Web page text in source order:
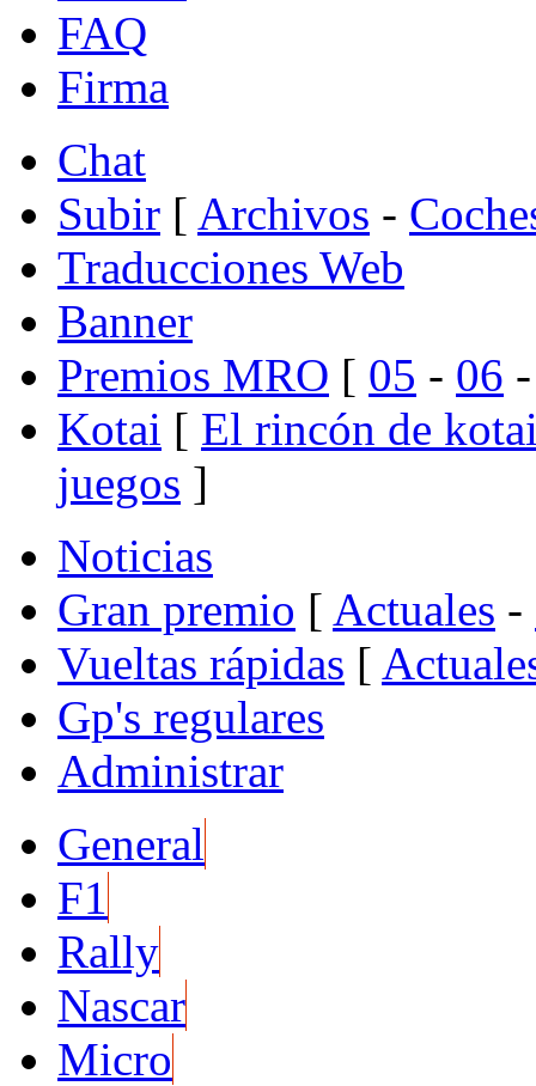
FAQ
Firma
Chat
Subir [ Archivos -
Traducciones Web
Banner
Premios MRO [ 05 - 06
Kotai [ El rincón de
juegos ]
Noticias
Gran premio [ Actuales -
Vueltas rápidas [
Gp's regulares
Administrar
General
F1
Rally
Nascar
Micro